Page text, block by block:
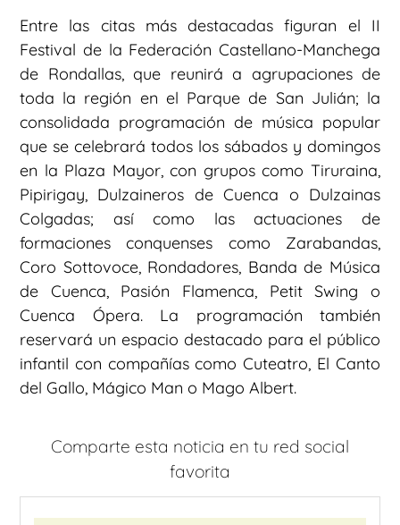
Entre las citas más destacadas figuran el II
Festival de la Federación Castellano-Manchega
de Rondallas, que reunirá a agrupaciones de
toda la región en el Parque de San Julián; la
consolidada programación de música popular
que se celebrará todos los sábados y domingos
en la Plaza Mayor, con grupos como Tiruraina,
Pipirigay, Dulzaineros de Cuenca o Dulzainas
Colgadas; así como las actuaciones de
formaciones conquenses como Zarabandas,
Coro Sottovoce, Rondadores, Banda de Música
de Cuenca, Pasión Flamenca, Petit Swing o
Cuenca Ópera. La programación también
reservará un espacio destacado para el público
infantil con compañías como Cuteatro, El Canto
del Gallo, Mágico Man o Mago Albert.
Comparte esta noticia en tu red social
favorita